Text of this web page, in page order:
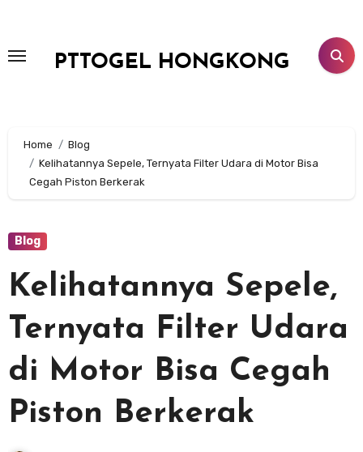
konten
PTTOGEL HONGKONG
Home
Blog
Kelihatannya Sepele, Ternyata Filter Udara di Motor Bisa
Cegah Piston Berkerak
Blog
Kelihatannya Sepele,
Ternyata Filter Udara
di Motor Bisa Cegah
Piston Berkerak